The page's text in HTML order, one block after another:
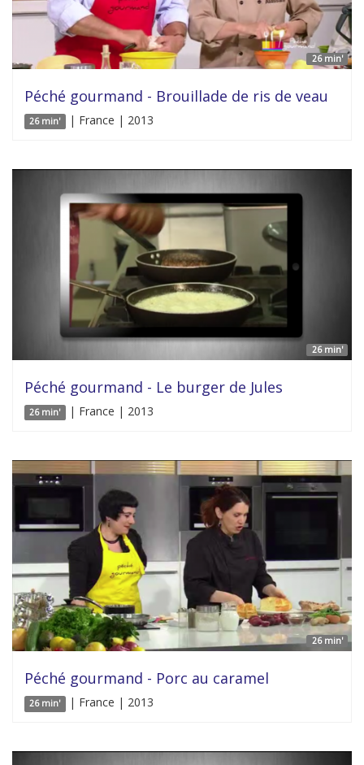
26 min'
Péché gourmand - Brouillade de ris de veau
26 min' | France | 2013
26 min'
Péché gourmand - Le burger de Jules
26 min' | France | 2013
26 min'
Péché gourmand - Porc au caramel
26 min' | France | 2013